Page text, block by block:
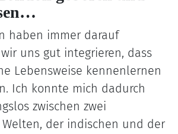
haben immer darauf
uns gut integrieren, dass
Lebensweise kennenlernen
Ich konnte mich dadurch
zwischen zwei
der indischen und der